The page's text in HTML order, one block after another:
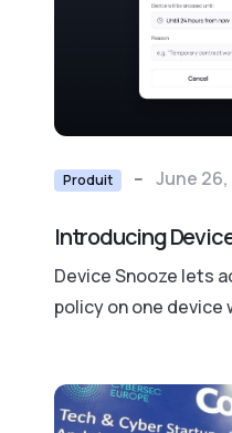
Produit -- June
Introducing
Device Snooze lets
policy on one device